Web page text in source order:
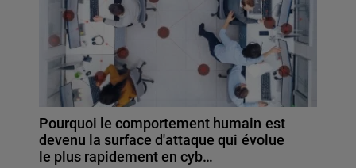
Pourquoi le comportement humain est
devenu la surface d'attaque qui évolue
le plus rapidement en cyb…